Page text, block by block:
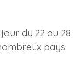
du 22 au
pays.